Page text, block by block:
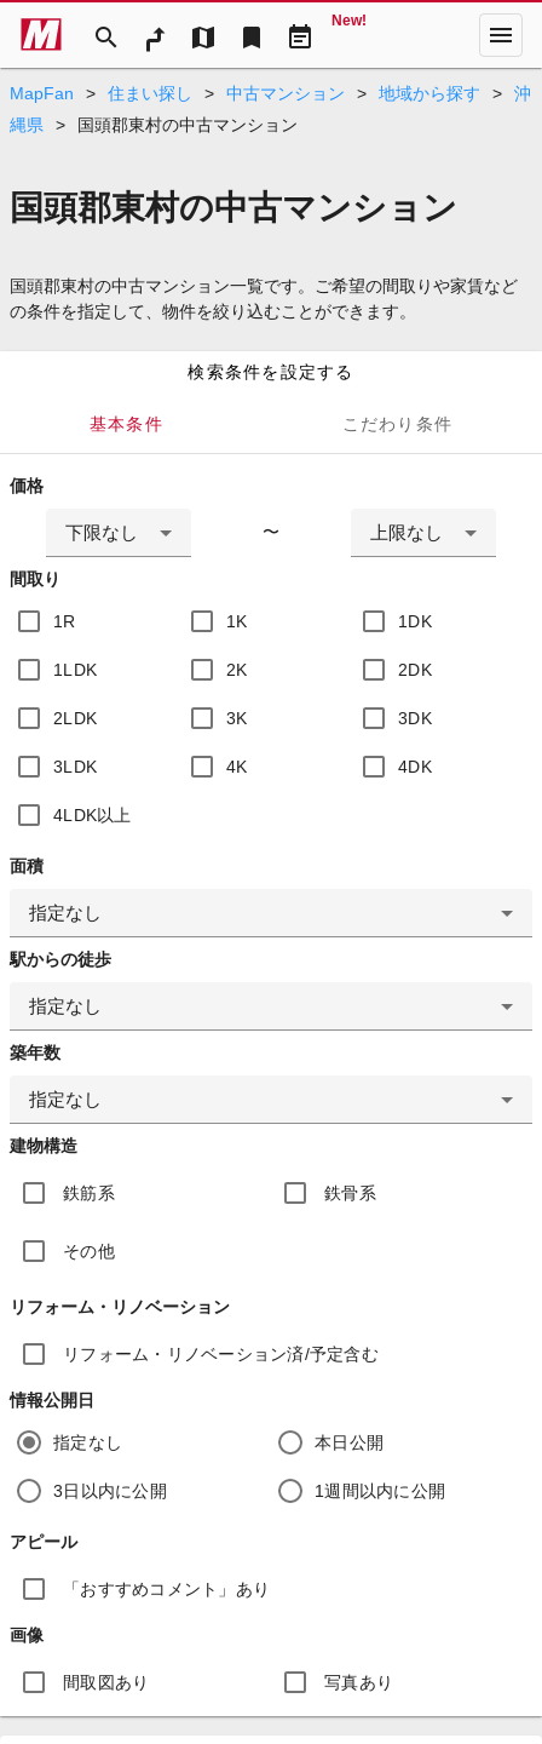
search map bookmark event_note
New! menu
MapFan > 住まい探し > 中古マンション > 地域から探す >
沖
縄県
> 国頭郡東村の中古マンション
国頭郡東村の中古マンション
国頭郡東村の中古マンション一覧です。ご希望の間取りや家賃など
の条件を指定して、物件を絞り込むことができます。
検索条件を設定する
基本条件 こだわり条件
価格
下限なし 〜 上限なし
間取り
1R 1K 1DK
1LDK 2K 2DK
2LDK 3K 3DK
3LDK 4K 4DK
4LDK以上
面積
指定なし
駅からの徒歩
指定なし
築年数
指定なし
建物構造
鉄筋系 鉄骨系
その他
リフォーム・リノベーション
リフォーム・リノベーション済/予定含む
情報公開日
指定なし 本日公開
3日以内に公開 1週間以内に公開
アピール
「おすすめコメント」あり
画像
間取図あり 写真あり